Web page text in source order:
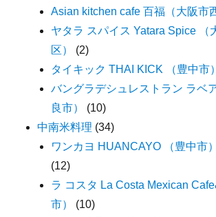
Asian kitchen cafe 百福（大阪市
ヤタラ スパイス Yatara Spice （
区）
(2)
タイキック THAI KICK （豊中市）
バングラデシュレストラン ラベ
良市）
(10)
中南米料理 (34)
ワンカヨ HUANCAYO （豊中市
(12)
ラ コスタ La Costa Mexican
市）
(10)